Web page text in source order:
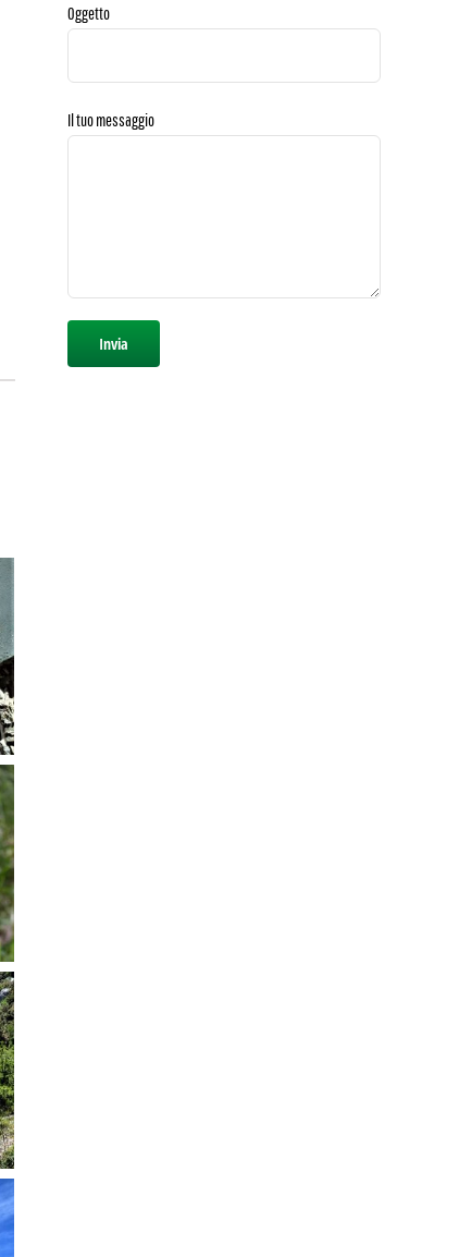
Oggetto
Il tuo messaggio